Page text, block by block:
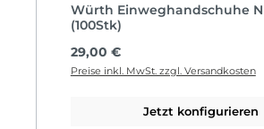
Würth Einweghandschuhe
(100Stk)
Regulärer Preis:
29,00 €
Preise inkl. MwSt. zzgl. Versandkosten
Jetzt konfigurieren